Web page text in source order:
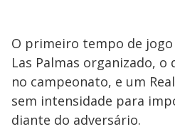
O primeiro tempo de
Las Palmas organizado,
no campeonato, e um
sem intensidade para
diante do adversário.